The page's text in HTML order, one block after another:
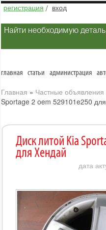
регистрация / вход
Найти необходимую деталь
главная статьи администрация
Главная » Частные объявления
Sportage 2 oem 529101e250
Диск литой Kia
для Хендай
дата